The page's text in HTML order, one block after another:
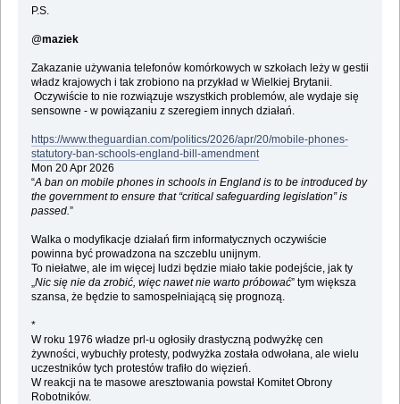
P.S.
@maziek
Zakazanie używania telefonów komórkowych w szkołach leży w gestii
władz krajowych i tak zrobiono na przykład w Wielkiej Brytanii.
Oczywiście to nie rozwiązuje wszystkich problemów, ale wydaje się
sensowne - w powiązaniu z szeregiem innych działań.
https://www.theguardian.com/politics/2026/apr/20/mobile-phones-
statutory-ban-schools-england-bill-amendment
Mon 20 Apr 2026
“A ban on mobile phones in schools in England is to be introduced by
the government to ensure that “critical safeguarding legislation” is
passed. ”
Walka o modyfikacje działań firm informatycznych oczywiście
powinna być prowadzona na szczeblu unijnym.
To niełatwe, ale im więcej ludzi będzie miało takie podejście, jak ty
Nic się nie da zrobić, więc nawet nie warto próbować” tym większa
szansa, że będzie to samospełniającą się prognozą.
*
W roku 1976 władze prl-u ogłosiły drastyczną podwyżkę cen
żywności, wybuchły protesty, podwyżka została odwołana, ale wielu
uczestników tych protestów trafiło do więzień.
W reakcji na te masowe aresztowania powstał Komitet Obrony
Robotników.